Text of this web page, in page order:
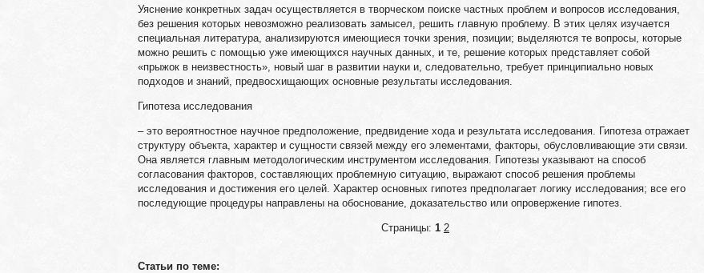
Уяснение конкретных задач осуществляется в творческом поиске частных проблем и вопросов исследования,
без решения которых невозможно реализовать замысел, решить главную проблему. В этих целях изучается
специальная литература, анализируются имеющиеся точки зрения, позиции; выделяются те вопросы, которые
можно решить с помощью уже имеющихся научных данных, и те, решение которых представляет собой
«прыжок в неизвестность», новый шаг в развитии науки и, следовательно, требует принципиально новых
подходов и знаний, предвосхищающих основные результаты исследования.
Гипотеза исследования
– это вероятностное научное предположение, предвидение хода и результата исследования. Гипотеза отражает
структуру объекта, характер и сущности связей между его элементами, факторы, обусловливающие эти связи.
Она является главным методологическим инструментом исследования. Гипотезы указывают на способ
согласования факторов, составляющих проблемную ситуацию, выражают способ решения проблемы
исследования и достижения его целей. Характер основных гипотез предполагает логику исследования; все его
последующие процедуры направлены на обоснование, доказательство или опровержение гипотез.
Страницы: 1 2
Статьи по теме: